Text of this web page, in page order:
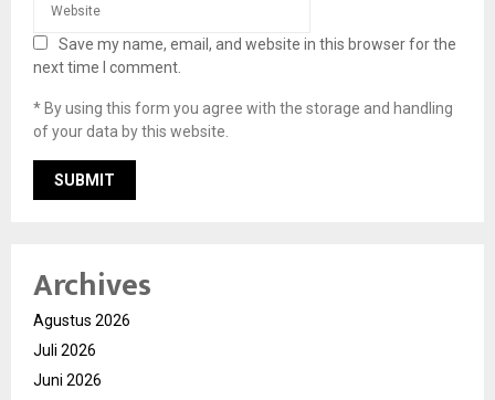
Save my name, email, and website in this browser for the
next time I comment.
* By using this form you agree with the storage and handling
of your data by this website.
Archives
Agustus 2026
Juli 2026
Juni 2026